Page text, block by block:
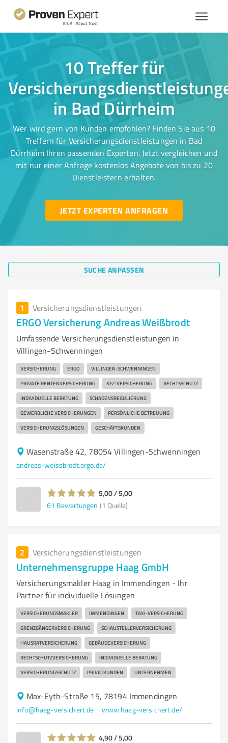
10 Treffer für
in Bad Dürrheim
Wer wird gern von Kunden empfohlen? Finden Sie aus 10
Treffern für Versicherungsdienstleistungen in Bad
Dürrheim Ihren passenden Experten. Jetzt vergleichen und
mit nur einer Anfrage kostenlos Angebote von bis zu 20
Dienstleistern erhalten.
JETZT EXPERTEN ANFRAGEN
SUCHE ANPASSEN
1 Versicherungsdienstleistungen
ERGO Versicherung Andreas Weißbrodt
Umfassende Versicherungsdienstleistungen in
Villingen-Schwenningen
VERSICHERUNG ERGO VILLINGEN-SCHWENNINGEN
PRIVATE RENTENVERSICHERUNG KFZ-VERSICHERUNG RECHTSSCHUTZ
INDIVIDUELLE BERATUNG SCHADENSREGULIERUNG
GEWERBLICHE VERSICHERUNGEN PERSÖNLICHE BETREUUNG
VERSICHERUNGSLÖSUNGEN GESCHÄFTSKUNDEN
Wasenstraße 42, 78054 Villingen-Schwenningen
andreas-weissbrodt.ergo.de/
5,00 / 5,00
61 Bewertungen (1 Quelle)
2 Versicherungsdienstleistungen
Unternehmensgruppe Haag GmbH
Versicherungsmakler Haag in Immendingen - Ihr
Partner für individuelle Lösungen
VERSICHERUNGSMAKLER IMMENDINGEN TAXI-VERSICHERUNG
GRENZGÄNGERVERSICHERUNG SCHAUSTELLERVERSICHERUNG
HAUSRATVERSICHERUNG GEBÄUDEVERSICHERUNG
RECHTSCHUTZVERSICHERUNG INDIVIDUELLE BERATUNG
VERSICHERUNGSSCHUTZ PRIVATKUNDEN UNTERNEHMEN
Max-Eyth-Straße 15, 78194 Immendingen
info@haag-versichert.de www.haag-versichert.de/
4,90 / 5,00